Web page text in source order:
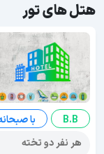
هتل های تور
B.B
با
هر نفر دو تخته